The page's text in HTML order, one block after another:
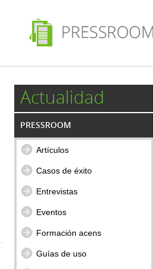
Actualidad
PRESSROOM
Artículos
Casos de éxito
Entrevistas
Eventos
Formación acens
Guías de uso